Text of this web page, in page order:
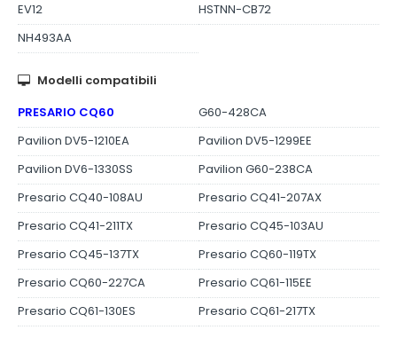
EV12
HSTNN-CB72
NH493AA
Modelli compatibili
PRESARIO CQ60
G60-428CA
Pavilion DV5-1210EA
Pavilion DV5-1299EE
Pavilion DV6-1330SS
Pavilion G60-238CA
Presario CQ40-108AU
Presario CQ41-207AX
Presario CQ41-211TX
Presario CQ45-103AU
Presario CQ45-137TX
Presario CQ60-119TX
Presario CQ60-227CA
Presario CQ61-115EE
Presario CQ61-130ES
Presario CQ61-217TX